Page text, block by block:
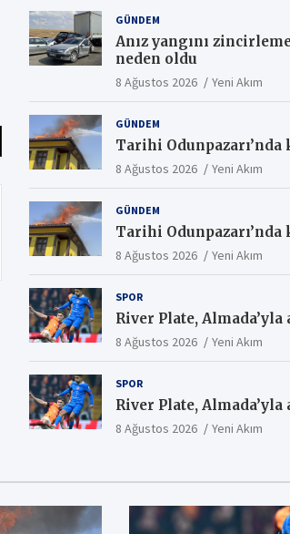
GÜNDEM
Anız yangını
neden oldu
8 Ağustos 2026 Yeni Akım
GÜNDEM
Tarihi Odunpazarı’nda
8 Ağustos 2026 Yeni Akım
GÜNDEM
Tarihi Odunpazarı’nda
8 Ağustos 2026 Yeni Akım
SPOR
River Plate, Almada’yla
8 Ağustos 2026 Yeni Akım
SPOR
River Plate, Almada’yla
8 Ağustos 2026 Yeni Akım